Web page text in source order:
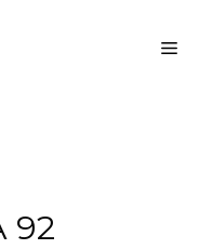
92